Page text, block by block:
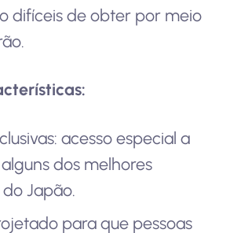
difíceis de obter por meio
acesso especial a
dos melhores
Japão.
para que pessoas